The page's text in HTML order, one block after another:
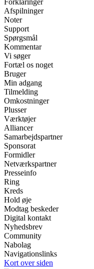
Afspilninger
Noter
Support
Spørgsmål
Kommentar
Vi søger
Fortæl os noget
Bruger
Min adgang
Tilmelding
Omkostninger
Plusser
Værktøjer
Alliancer
Samarbejdspartner
Sponsorat
Formidler
Netværkspartner
Presseinfo
Ring
Kreds
Hold øje
Modtag beskeder
Digital kontakt
Nyhedsbrev
Community
Nabolag
Navigationslinks
Kort over siden